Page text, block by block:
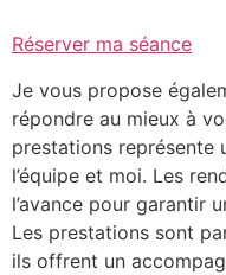
Réserver ma séance
Je vous propose
répondre au mieux à
prestations représente
l’équipe et moi. Les
l’avance pour garantir
Les prestations sont
ils offrent un